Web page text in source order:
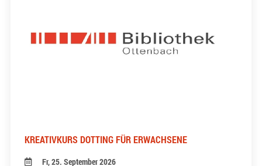
KREATIVKURS DOTTING FÜR ERWACHSENE
Fr, 25. September 2026